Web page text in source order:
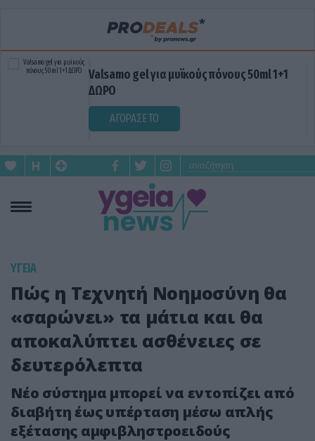
Valsamo gel για μυϊκούς πόνους 50ml 1+1
ΔΩΡΟ
ΑΓΟΡΑΣΕ ΤΟ
ΥΓΕΙΑ
Πώς η Τεχνητή Νοημοσύνη θα
«σαρώνει» τα μάτια και θα
αποκαλύπτει ασθένειες σε
δευτερόλεπτα
Νέο σύστημα μπορεί να εντοπίζει από
διαβήτη έως υπέρταση μέσω απλής
εξέτασης αμφιβληστροειδούς